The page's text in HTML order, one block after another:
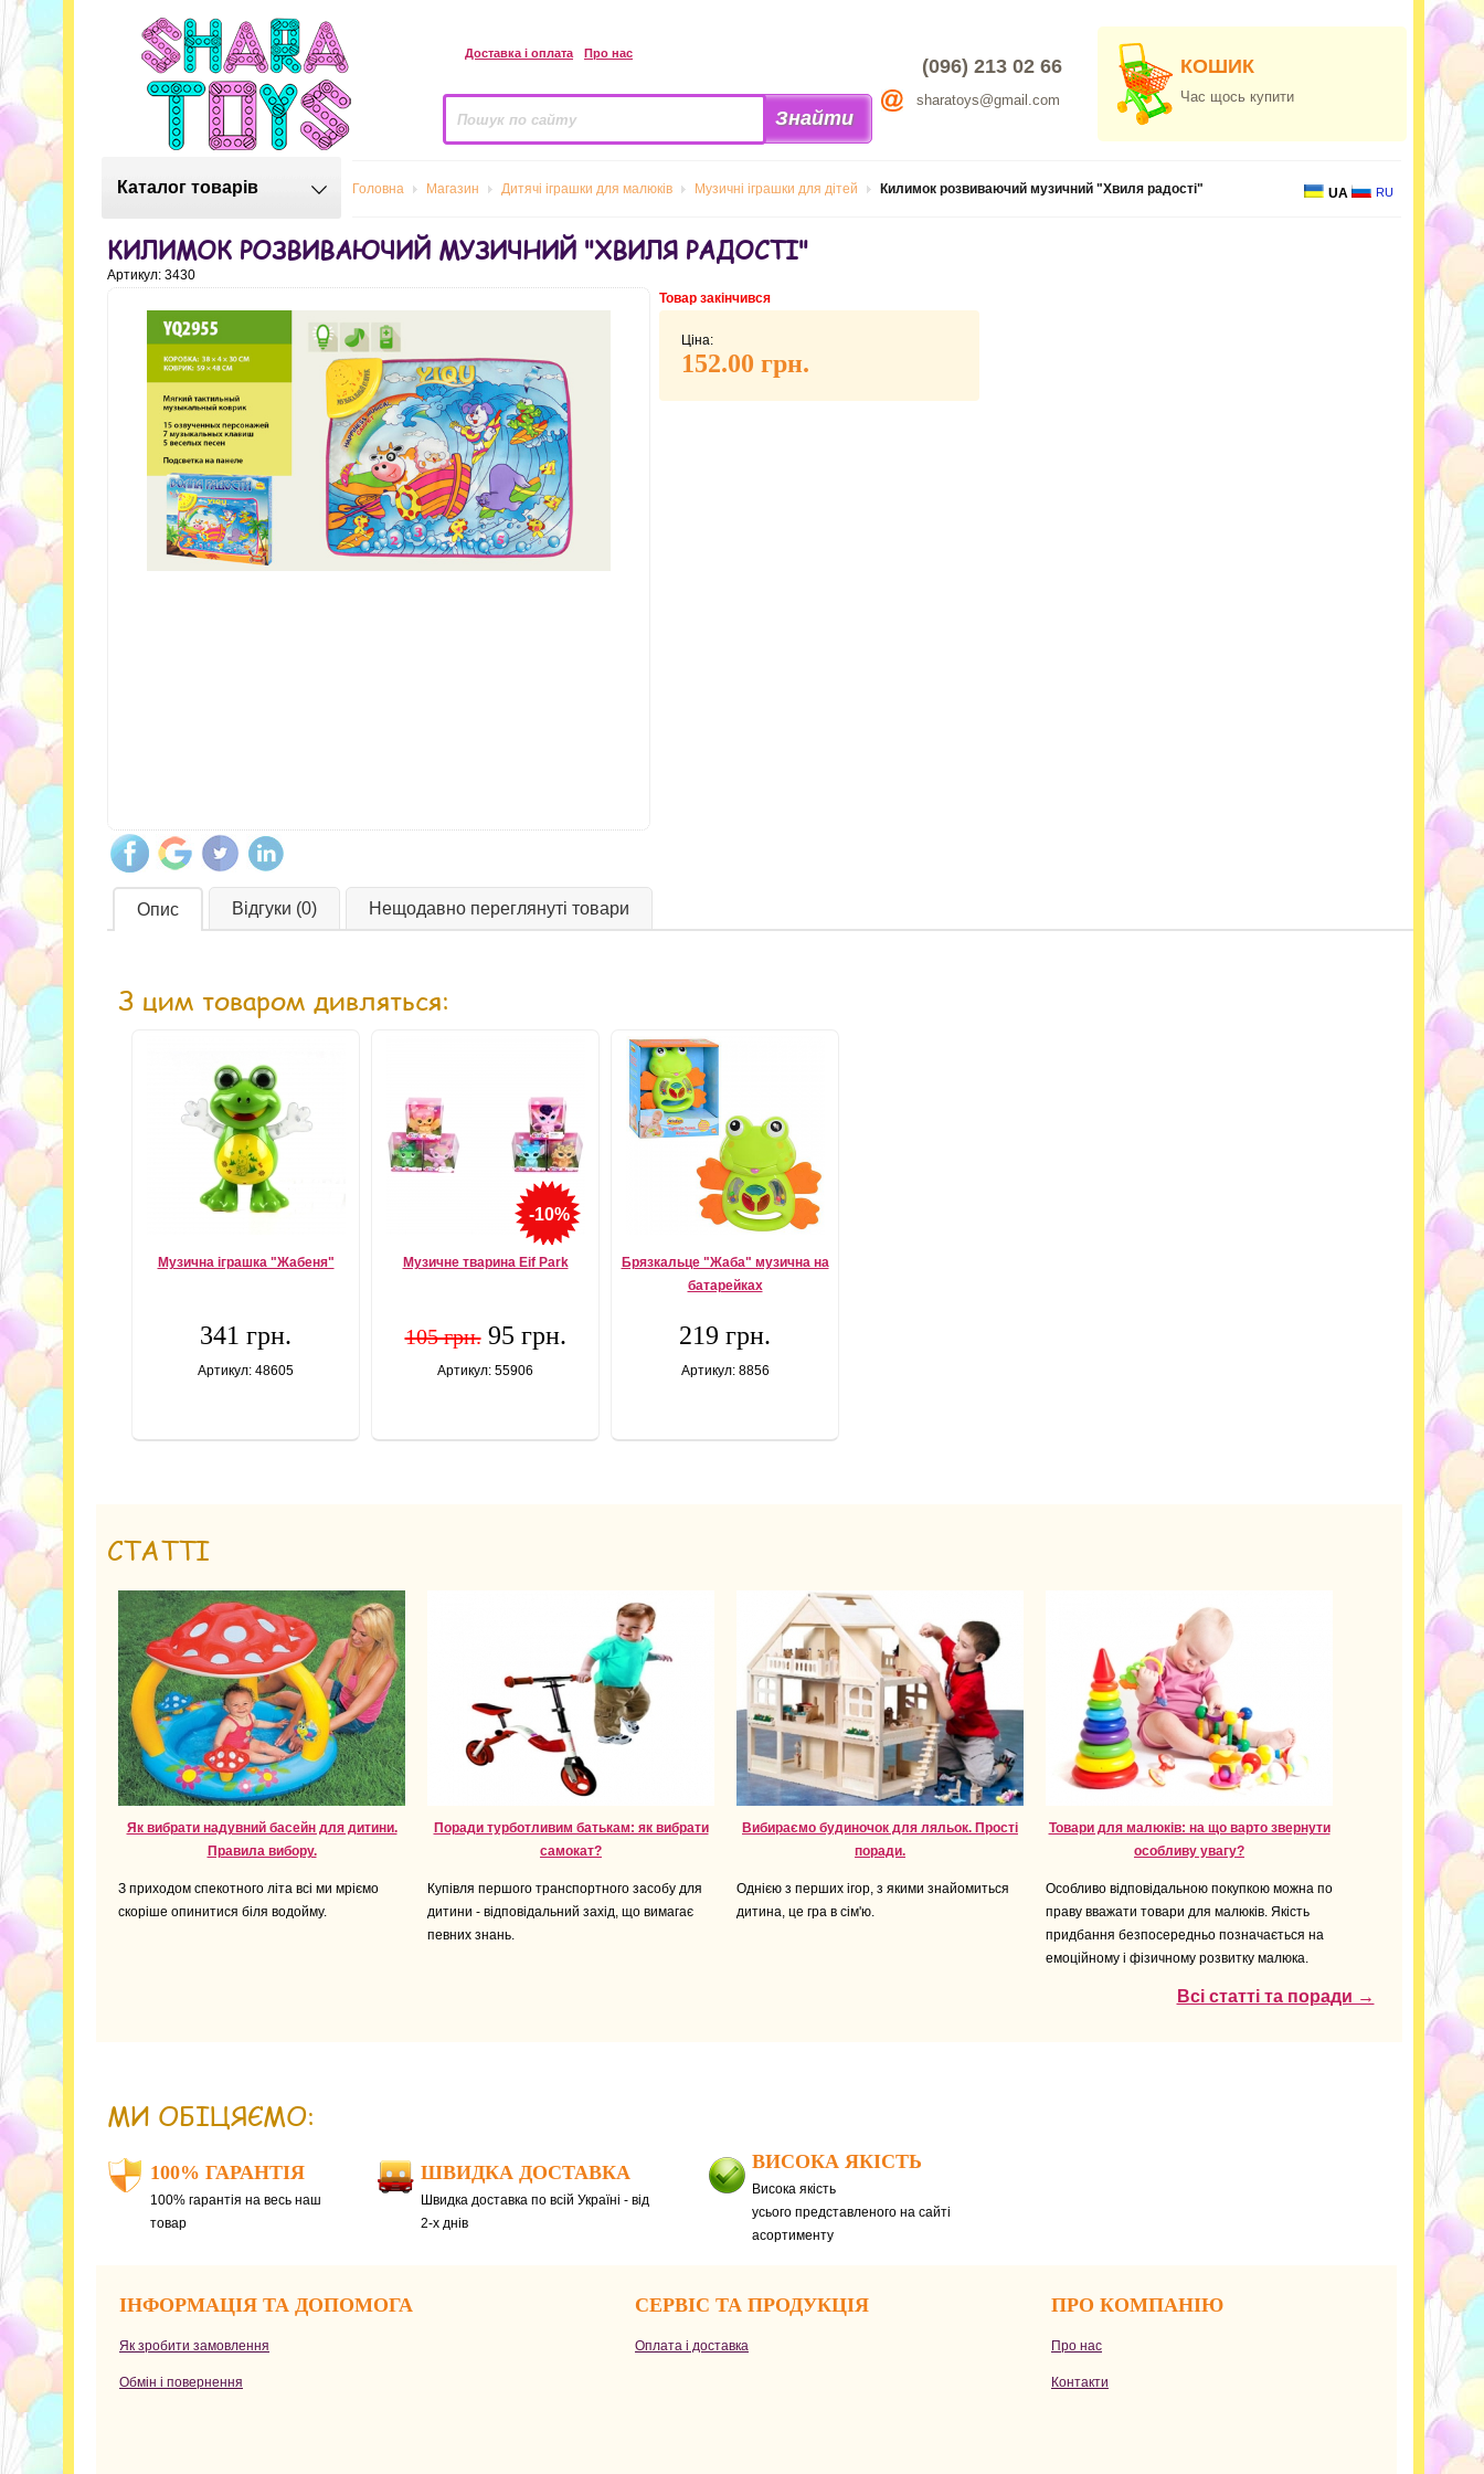
Доставка і оплата Про нас
(096) 213 02 66
sharatoys@gmail.com
КОШИК
Час щось купити
Каталог товарів Головна Магазин Дитячі іграшки для малюків Музичні іграшки для дітей Килимок розвиваючий музичний "Хвиля радості" UA RU
КИЛИМОК РОЗВИВАЮЧИЙ МУЗИЧНИЙ "ХВИЛЯ РАДОСТІ"
Артикул: 3430
Товар закінчився
Ціна:
152.00 грн.
Опис Відгуки (0) Нещодавно переглянуті товари
З цим товаром дивляться:
Музична іграшка "Жабеня"
341 грн.
Артикул: 48605
-10%
Музичне тварина Eif Park
105 грн. 95 грн.
Артикул: 55906
Брязкальце "Жаба" музична на
батарейках
219 грн.
Артикул: 8856
СТАТТІ
Як вибрати надувний басейн для дитини.
Правила вибору.
З приходом спекотного літа всі ми мріємо
скоріше опинитися біля водойму.
Поради турботливим батькам: як вибрати
самокат?
Купівля першого транспортного засобу для
дитини - відповідальний захід, що вимагає
певних знань.
Вибираємо будиночок для ляльок. Прості
поради.
Однією з перших ігор, з якими знайомиться
дитина, це гра в сім'ю.
Товари для малюків: на що варто звернути
особливу увагу?
Особливо відповідальною покупкою можна по
праву вважати товари для малюків. Якість
придбання безпосередньо позначається на
емоційному і фізичному розвитку малюка.
Всі статті та поради →
МИ ОБІЦЯЄМО:
100% ГАРАНТІЯ
100% гарантія на весь наш
товар
ШВИДКА ДОСТАВКА
Швидка доставка по всій Україні - від
2-х днів
ВИСОКА ЯКІСТЬ
Висока якість
усього представленого на сайті
асортименту
ІНФОРМАЦІЯ ТА ДОПОМОГА СЕРВІС ТА ПРОДУКЦІЯ ПРО КОМПАНІЮ
Як зробити замовлення Оплата і доставка Про нас
Обмін і повернення Контакти